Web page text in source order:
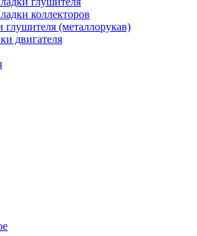
коллекторов
глушителя (металлорукав)
двигателя